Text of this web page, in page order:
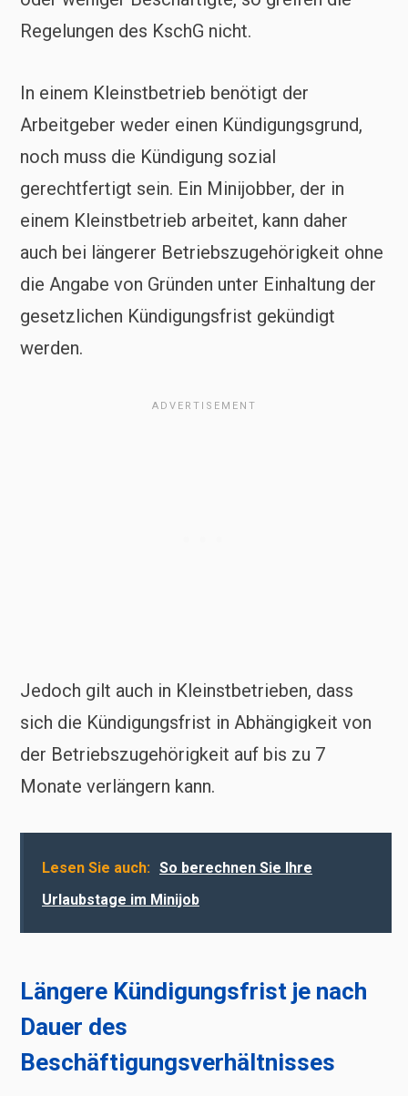
Regelungen des KschG nicht.
In einem Kleinstbetrieb benötigt der
Arbeitgeber weder einen Kündigungsgrund,
noch muss die Kündigung sozial
gerechtfertigt sein. Ein Minijobber, der in
einem Kleinstbetrieb arbeitet, kann daher
auch bei längerer Betriebszugehörigkeit ohne
die Angabe von Gründen unter Einhaltung der
gesetzlichen Kündigungsfrist gekündigt
werden.
Jedoch gilt auch in Kleinstbetrieben, dass
sich die Kündigungsfrist in Abhängigkeit von
der Betriebszugehörigkeit auf bis zu 7
Monate verlängern kann.
Lesen Sie auch: So berechnen Sie Ihre
Urlaubstage im Minijob
Längere Kündigungsfrist je nach
Dauer des
Beschäftigungsverhältnisses